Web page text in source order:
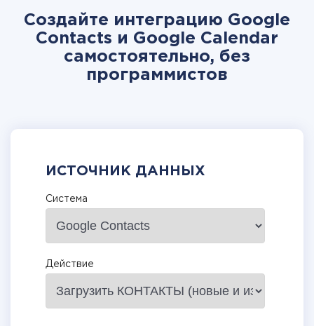
Создайте интеграцию Google
Contacts и Google Calendar
самостоятельно, без
программистов
ИСТОЧНИК ДАННЫХ
Система
Действие